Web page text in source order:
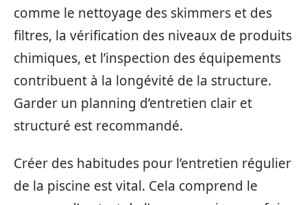
comme le nettoyage des skimmers et des
filtres, la vérification des niveaux de produits
chimiques, et l’inspection des équipements
contribuent à la longévité de la structure.
Garder un planning d’entretien clair et
structuré est recommandé.
Créer des habitudes pour l’entretien régulier
de la piscine est vital. Cela comprend le